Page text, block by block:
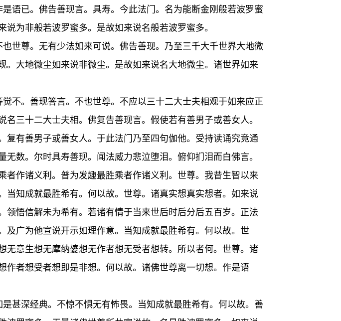
语已。佛告善现言。具寿。今此法门。名为能断金刚般若波罗蜜
为非般若波罗蜜多。是故如来说名般若波罗蜜多。
世尊。无有少法如来可说。佛告善现。乃至三千大千世界大地微
大地微尘如来说非微尘。是故如来说名大地微尘。诸世界如来
不。善现答言。不也世尊。不应以三十二大士夫相观于如来应正
三十二大士夫相。佛复告善现言。假使若有善男子或善女人。
有善男子或善女人。于此法门乃至四句伽他。受持读诵究竟通
数。尔时具寿善现。闻法威力悲泣堕泪。俯仰扪泪而白佛言。
作诸义利。普为发趣最胜乘者作诸义利。世尊。我昔生智以来
知成就最胜希有。何以故。世尊。诸真实想真实想者。如来说
悟信解未为希有。若诸有情于当来世后时后分后五百岁。正法
广为他宣说开示如理作意。当知成就最胜希有。何以故。世
意生想无摩纳婆想无作者想无受者想转。所以者何。世尊。诸
者想受者想即是非想。何以故。诸佛世尊离一切想。作是语
甚深经典。不惊不惧无有怖畏。当知成就最胜希有。何以故。善